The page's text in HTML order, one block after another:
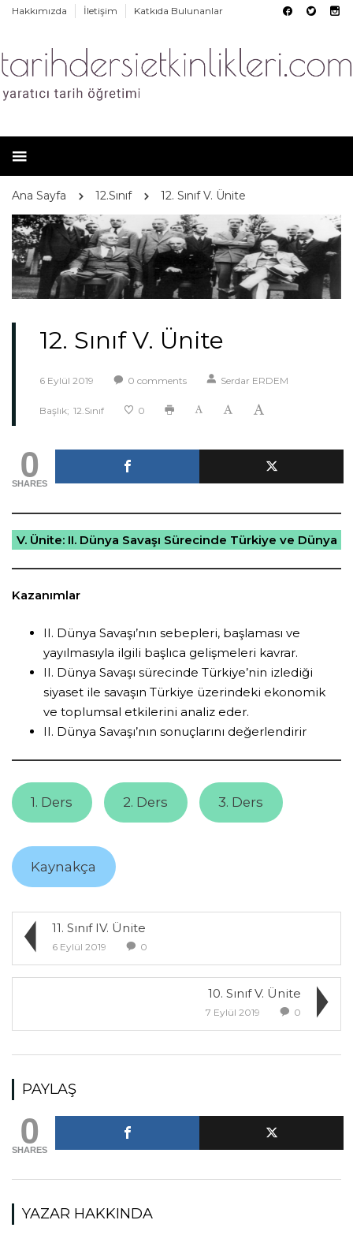
Hakkımızda İletişim Katkıda Bulunanlar
Ana Sayfa 12.Sınıf 12. Sınıf V. Ünite
12. Sınıf V. Ünite
6 Eylül 2019 0 comments Serdar ERDEM
Başlık; 12.Sınıf 0
0
SHARES
V. Ünite: II. Dünya Savaşı Sürecinde Türkiye ve Dünya
Kazanımlar
II. Dünya Savaşı’nın sebepleri, başlaması ve
yayılmasıyla ilgili başlıca gelişmeleri kavrar.
II. Dünya Savaşı sürecinde Türkiye’nin izlediği
siyaset ile savaşın Türkiye üzerindeki ekonomik
ve toplumsal etkilerini analiz eder.
II. Dünya Savaşı’nın sonuçlarını değerlendirir
1. Ders 2. Ders 3. Ders
Kaynakça
11. Sınıf IV. Ünite
6 Eylül 2019 0
10. Sınıf V. Ünite
7 Eylül 2019 0
PAYLAŞ
0
SHARES
YAZAR HAKKINDA